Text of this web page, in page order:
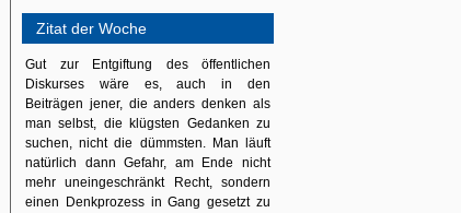
Zitat der Woche
Gut zur Entgiftung des öffentlichen
Diskurses wäre es, auch in den
Beiträgen jener, die anders denken als
man selbst, die klügsten Gedanken zu
suchen, nicht die dümmsten. Man läuft
natürlich dann Gefahr, am Ende nicht
mehr uneingeschränkt Recht, sondern
einen Denkprozess in Gang gesetzt zu